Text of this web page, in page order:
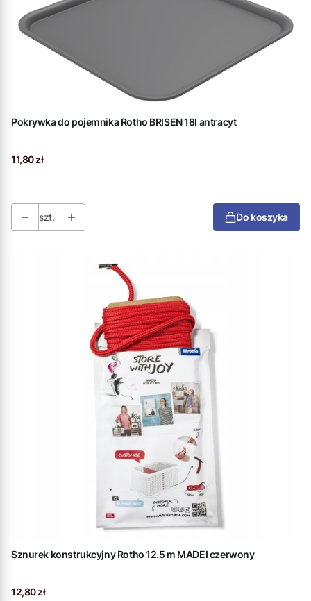
Pokrywka do pojemnika Rotho BRISEN 18l antracyt
Cena
11,80 zł
szt. Do koszyka
Sznurek konstrukcyjny Rotho 12.5 m MADEI czerwony
Cena
12,80 zł